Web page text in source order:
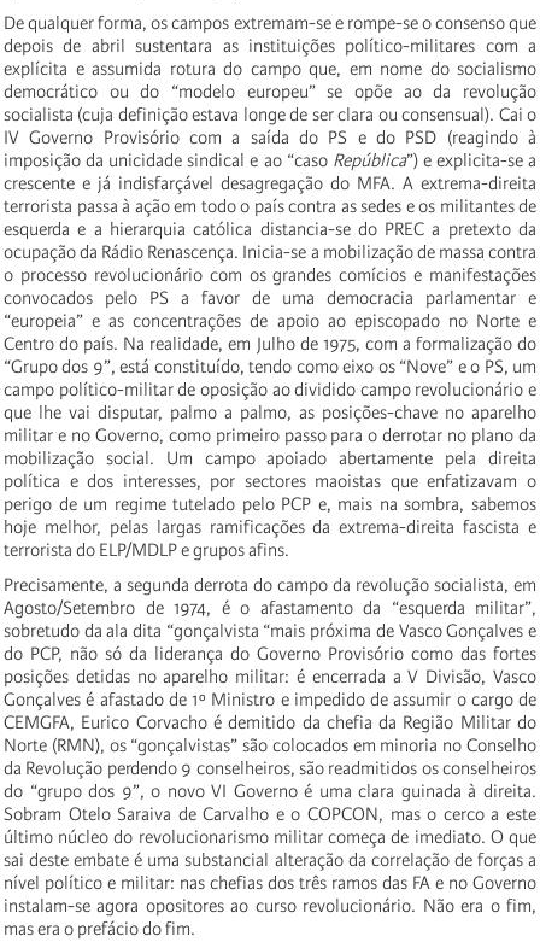
De qualquer forma, os campos extremam-se e rompe-se o consenso que
depois de abril sustentara as instituições político-militares com a
explícita e assumida rotura do campo que, em nome do socialismo
democrático ou do “modelo europeu” se opõe ao da revolução
socialista (cuja definição estava longe de ser clara ou consensual). Cai o
IV Governo Provisório com a saída do PS e do PSD (reagindo à
imposição da unicidade sindical e ao “caso República”) e explicita-se a
crescente e já indisfarçável desagregação do MFA. A extrema-direita
terrorista passa à ação em todo o país contra as sedes e os militantes de
esquerda e a hierarquia católica distancia-se do PREC a pretexto da
ocupação da Rádio Renascença. Inicia-se a mobilização de massa contra
o processo revolucionário com os grandes comícios e manifestações
convocados pelo PS a favor de uma democracia parlamentar e
“europeia” e as concentrações de apoio ao episcopado no Norte e
Centro do país. Na realidade, em Julho de 1975, com a formalização do
“Grupo dos 9”, está constituído, tendo como eixo os “Nove” e o PS, um
campo político-militar de oposição ao dividido campo revolucionário e
que lhe vai disputar, palmo a palmo, as posições-chave no aparelho
militar e no Governo, como primeiro passo para o derrotar no plano da
mobilização social. Um campo apoiado abertamente pela direita
política e dos interesses, por sectores maoistas que enfatizavam o
perigo de um regime tutelado pelo PCP e, mais na sombra, sabemos
hoje melhor, pelas largas ramificações da extrema-direita fascista e
terrorista do ELP/MDLP e grupos afins.
Precisamente, a segunda derrota do campo da revolução socialista, em
Agosto/Setembro de 1974, é o afastamento da “esquerda militar”,
sobretudo da ala dita “gonçalvista “mais próxima de Vasco Gonçalves e
do PCP, não só da liderança do Governo Provisório como das fortes
posições detidas no aparelho militar: é encerrada a V Divisão, Vasco
Gonçalves é afastado de 1º Ministro e impedido de assumir o cargo de
CEMGFA, Eurico Corvacho é demitido da chefia da Região Militar do
Norte (RMN), os “gonçalvistas” são colocados em minoria no Conselho
da Revolução perdendo 9 conselheiros, são readmitidos os conselheiros
do “grupo dos 9”, o novo VI Governo é uma clara guinada à direita.
Sobram Otelo Saraiva de Carvalho e o COPCON, mas o cerco a este
último núcleo do revolucionarismo militar começa de imediato. O que
sai deste embate é uma substancial alteração da correlação de forças a
nível político e militar: nas chefias dos três ramos das FA e no Governo
instalam-se agora opositores ao curso revolucionário. Não era o fim,
mas era o prefácio do fim.